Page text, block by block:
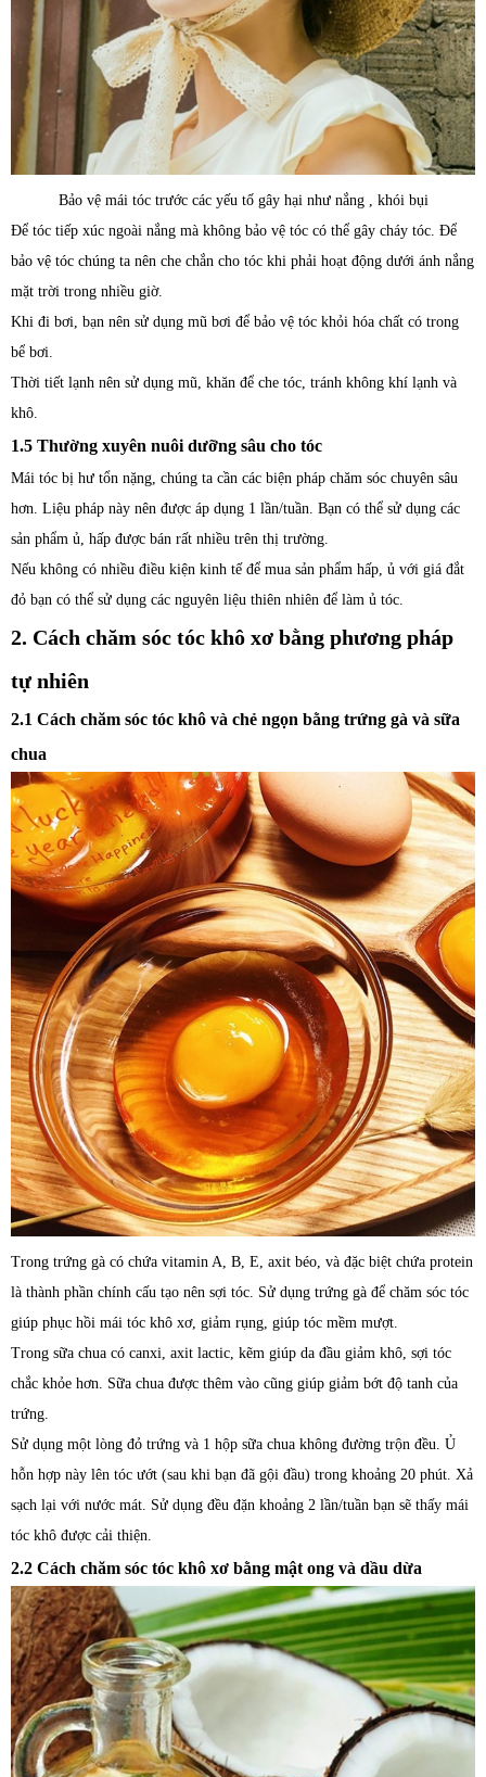
Bảo vệ mái tóc trước các yếu tố gây hại như nắng , khói bụi
Để tóc tiếp xúc ngoài nắng mà không bảo vệ tóc có thể gây cháy tóc. Để
bảo vệ tóc chúng ta nên che chắn cho tóc khi phải hoạt động dưới ánh nắng
mặt trời trong nhiều giờ.
Khi đi bơi, bạn nên sử dụng mũ bơi để bảo vệ tóc khỏi hóa chất có trong
bể bơi.
Thời tiết lạnh nên sử dụng mũ, khăn để che tóc, tránh không khí lạnh và
khô.
1.5 Thường xuyên nuôi dưỡng sâu cho tóc
Mái tóc bị hư tổn nặng, chúng ta cần các biện pháp chăm sóc chuyên sâu
hơn. Liệu pháp này nên được áp dụng 1 lần/tuần. Bạn có thể sử dụng các
sản phẩm ủ, hấp được bán rất nhiều trên thị trường.
Nếu không có nhiều điều kiện kinh tế để mua sản phẩm hấp, ủ với giá đắt
đỏ bạn có thể sử dụng các nguyên liệu thiên nhiên để làm ủ tóc.
2. Cách chăm sóc tóc khô xơ bằng phương pháp
tự nhiên
2.1 Cách chăm sóc tóc khô và chẻ ngọn bằng trứng gà và sữa
chua
Trong trứng gà có chứa vitamin A, B, E, axit béo, và đặc biệt chứa protein
là thành phần chính cấu tạo nên sợi tóc. Sử dụng trứng gà để chăm sóc tóc
giúp phục hồi mái tóc khô xơ, giảm rụng, giúp tóc mềm mượt.
Trong sữa chua có canxi, axit lactic, kẽm giúp da đầu giảm khô, sợi tóc
chắc khỏe hơn. Sữa chua được thêm vào cũng giúp giảm bớt độ tanh của
trứng.
Sử dụng một lòng đỏ trứng và 1 hộp sữa chua không đường trộn đều. Ủ
hỗn hợp này lên tóc ướt (sau khi bạn đã gội đầu) trong khoảng 20 phút. Xả
sạch lại với nước mát. Sử dụng đều đặn khoảng 2 lần/tuần bạn sẽ thấy mái
tóc khô được cải thiện.
2.2 Cách chăm sóc tóc khô xơ bằng mật ong và dầu dừa